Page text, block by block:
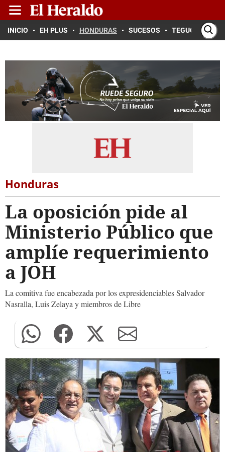
INICIO EH PLUS HONDURAS SUCESOS TEGUCIGALPA
Honduras
La oposición pide al
Ministerio Público que
amplíe requerimiento
a JOH
La comitiva fue encabezada por los expresidenciables Salvador
Nasralla, Luis Zelaya y miembros de Libre